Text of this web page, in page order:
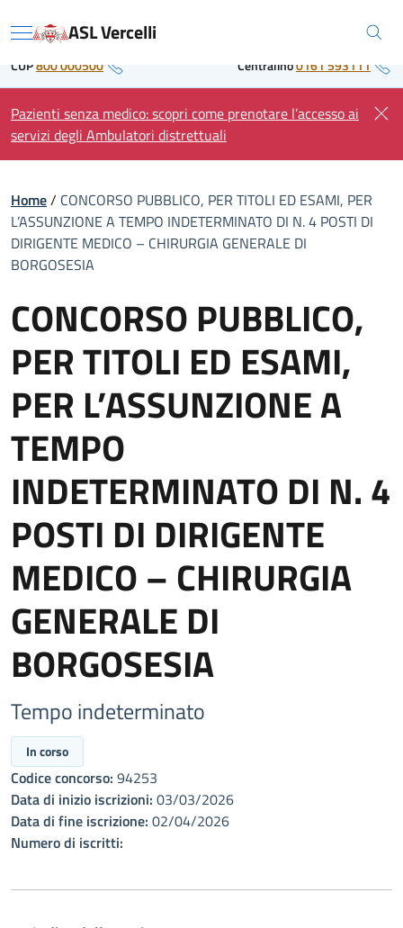
to Regione Piemonte
Menu ASL Vercelli
CUP800 000500 Centralino0161 593111
Pazienti senza medico: scopri come prenotare l’accesso ai
servizi degli Ambulatori distrettuali
Home/ CONCORSO PUBBLICO, PER TITOLI ED ESAMI, PER
L’ASSUNZIONE A TEMPO INDETERMINATO DI N. 4 POSTI DI
DIRIGENTE MEDICO – CHIRURGIA GENERALE DI
BORGOSESIA
CONCORSO PUBBLICO,
PER TITOLI ED ESAMI,
PER L’ASSUNZIONE A
TEMPO
INDETERMINATO DI N. 4
POSTI DI DIRIGENTE
MEDICO – CHIRURGIA
GENERALE DI
BORGOSESIA
Tempo indeterminato
In corso
Codice concorso: 94253
Data di inizio iscrizioni: 03/03/2026
Data di fine iscrizione: 02/04/2026
Numero di iscritti: